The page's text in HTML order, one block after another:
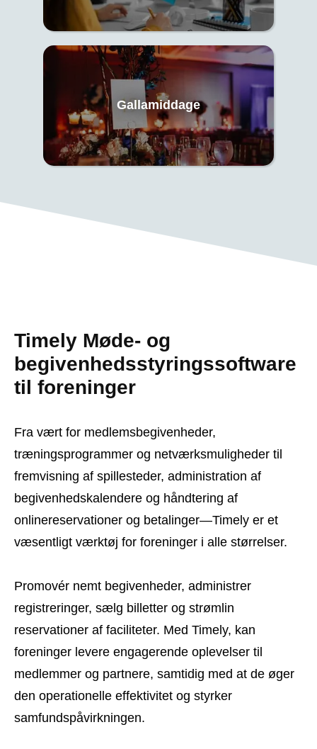
Gallamiddage
Timely Møde- og
begivenhedsstyringssoftware
til foreninger
Fra vært for medlemsbegivenheder,
træningsprogrammer og netværksmuligheder til
fremvisning af spillesteder, administration af
begivenhedskalendere og håndtering af
onlinereservationer og betalinger—Timely er et
væsentligt værktøj for foreninger i alle størrelser.
Promovér nemt begivenheder, administrer
registreringer, sælg billetter og strømlin
reservationer af faciliteter. Med Timely, kan
foreninger levere engagerende oplevelser til
medlemmer og partnere, samtidig med at de øger
den operationelle effektivitet og styrker
samfundspåvirkningen.